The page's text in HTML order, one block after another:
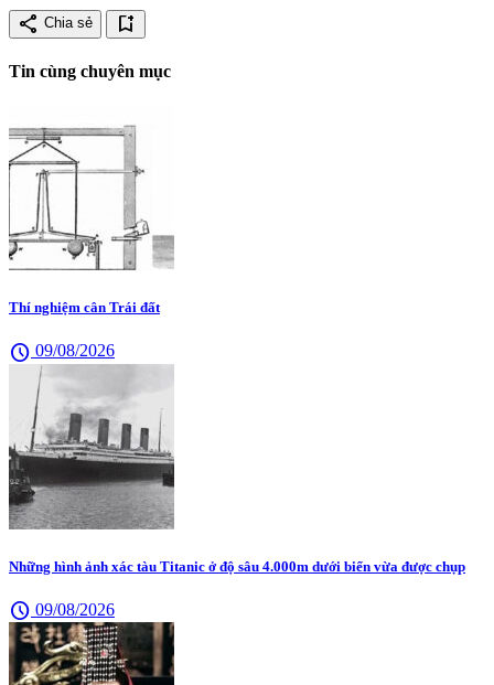
share Chia sẻ bookmark_add
Tin cùng chuyên mục
Thí nghiệm cân Trái đất
schedule 09/08/2026
Những hình ảnh xác tàu Titanic ở độ sâu 4.000m dưới biển vừa được chụp
schedule 09/08/2026